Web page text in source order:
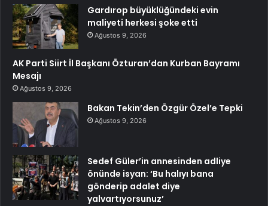
Gardırop büyüklüğündeki evin
maliyeti herkesi şoke etti
Ağustos 9, 2026
AK Parti Siirt İl Başkanı Özturan’dan Kurban Bayramı
Mesajı
Ağustos 9, 2026
Bakan Tekin’den Özgür Özel’e Tepki
Ağustos 9, 2026
Sedef Güler’in annesinden adliye
önünde isyan: ‘Bu halıyı bana
gönderip adalet diye
yalvartıyorsunuz’